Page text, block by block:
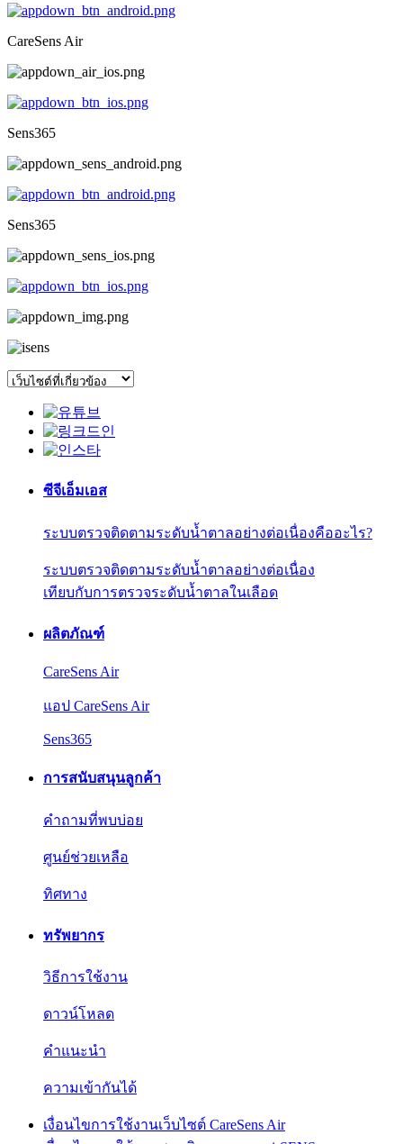
CareSens Air
Sens365
Sens365
ซีจีเอ็มเอส
ระบบตรวจติดตามระดับน้ำตาลอย่างต่อเนื่องคืออะไร?
ระบบตรวจติดตามระดับน้ำตาลอย่างต่อเนื่อง
เทียบกับการตรวจระดับน้ำตาลในเลือด
ผลิตภัณฑ์
CareSens Air
แอป CareSens Air
Sens365
การสนับสนุนลูกค้า
คำถามที่พบบ่อย
ศูนย์ช่วยเหลือ
ทิศทาง
ทรัพยากร
วิธีการใช้งาน
ดาวน์โหลด
คำแนะนำ
ความเข้ากันได้
เงื่อนไขการใช้งานเว็บไซต์ CareSens Air